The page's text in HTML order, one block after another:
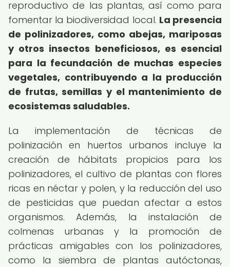
reproductivo de las plantas, así como para
fomentar la biodiversidad local. La presencia
de polinizadores, como abejas, mariposas
y otros insectos beneficiosos, es esencial
para la fecundación de muchas especies
vegetales, contribuyendo a la producción
de frutas, semillas y el mantenimiento de
ecosistemas saludables.
La implementación de técnicas de
polinización en huertos urbanos incluye la
creación de hábitats propicios para los
polinizadores, el cultivo de plantas con flores
ricas en néctar y polen, y la reducción del uso
de pesticidas que puedan afectar a estos
organismos. Además, la instalación de
colmenas urbanas y la promoción de
prácticas amigables con los polinizadores,
como la siembra de plantas autóctonas,